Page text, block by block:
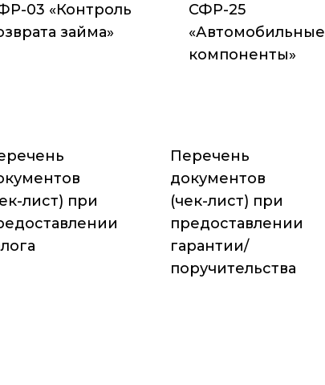
03 «Контроль
займа»
СФР-25
«Автомобильные
компоненты»
лист) при
Перечень
документов
(чек-лист) при
предоставлении
гарантии/
поручительства